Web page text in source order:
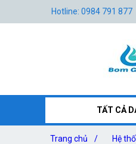
Hotline: 0984 791 877
TẤT CẢ
Trang chủ / Hệ